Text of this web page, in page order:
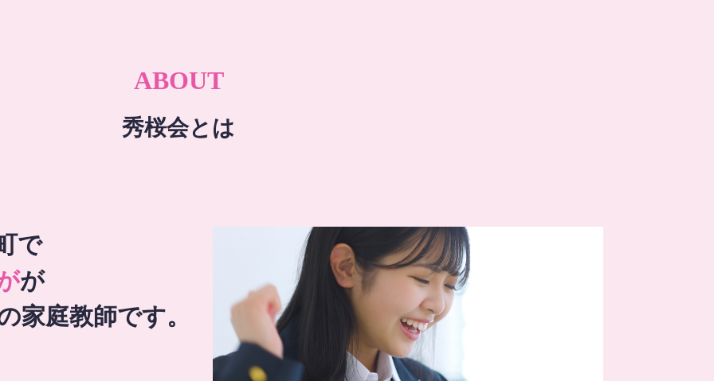
ABOUT
秀桜会とは
で
が
家庭教師です。